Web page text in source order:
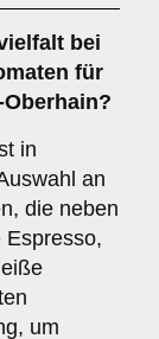
bei
für
in
an
die neben
Espresso,
um